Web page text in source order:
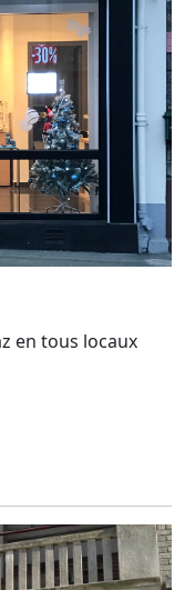
en tous locaux